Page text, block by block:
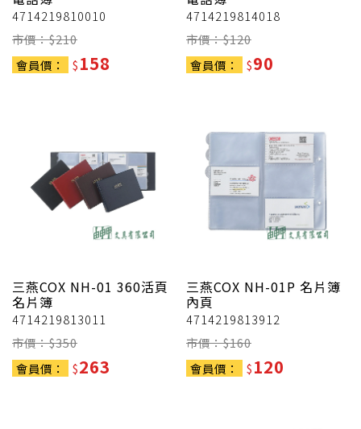
4714219810010
市價：$210
會員價：
$158
4714219814018
市價：$120
會員價：
$90
三燕COX NH-01 360活頁
名片簿
4714219813011
市價：$350
會員價：
$263
三燕COX NH-01P 名片簿
內頁
4714219813912
市價：$160
會員價：
$120